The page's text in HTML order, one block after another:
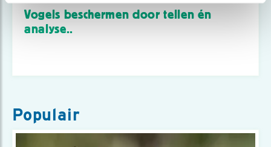
Vogels beschermen door tellen én
analyse..
Populair